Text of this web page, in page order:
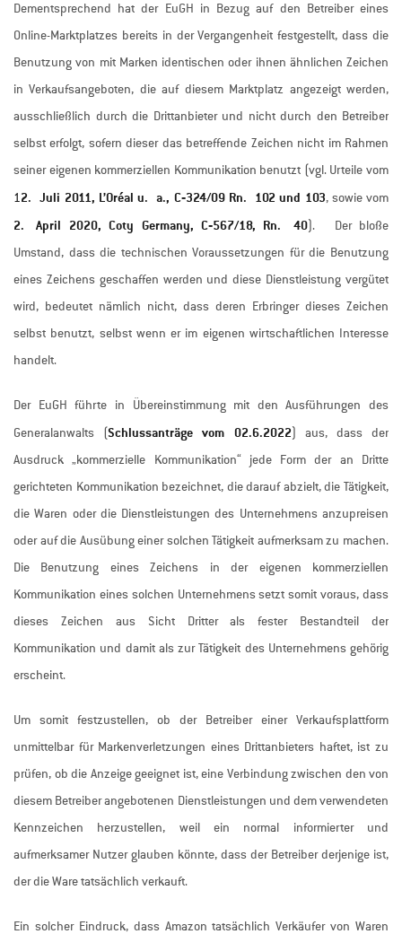
Dementsprechend hat der EuGH in Bezug auf den Betreiber eines
Online-Marktplatzes bereits in der Vergangenheit festgestellt, dass die
Benutzung von mit Marken identischen oder ihnen ähnlichen Zeichen
in Verkaufsangeboten, die auf diesem Marktplatz angezeigt werden,
ausschließlich durch die Drittanbieter und nicht durch den Betreiber
selbst erfolgt, sofern dieser das betreffende Zeichen nicht im Rahmen
seiner eigenen kommerziellen Kommunikation benutzt (vgl. Urteile vom
12. Juli 2011, L’Oréal u. a., C‑324/09 Rn. 102 und 103, sowie vom
2. April 2020, Coty Germany, C‑567/18, Rn. 40). Der bloße
Umstand, dass die technischen Voraussetzungen für die Benutzung
eines Zeichens geschaffen werden und diese Dienstleistung vergütet
wird, bedeutet nämlich nicht, dass deren Erbringer dieses Zeichen
selbst benutzt, selbst wenn er im eigenen wirtschaftlichen Interesse
handelt.
Der EuGH führte in Übereinstimmung mit den Ausführungen des
Generalanwalts (Schlussanträge vom 02.6.2022) aus, dass der
Ausdruck „kommerzielle Kommunikation“ jede Form der an Dritte
gerichteten Kommunikation bezeichnet, die darauf abzielt, die Tätigkeit,
die Waren oder die Dienstleistungen des Unternehmens anzupreisen
oder auf die Ausübung einer solchen Tätigkeit aufmerksam zu machen.
Die Benutzung eines Zeichens in der eigenen kommerziellen
Kommunikation eines solchen Unternehmens setzt somit voraus, dass
dieses Zeichen aus Sicht Dritter als fester Bestandteil der
Kommunikation und damit als zur Tätigkeit des Unternehmens gehörig
erscheint.
Um somit festzustellen, ob der Betreiber einer Verkaufsplattform
unmittelbar für Markenverletzungen eines Drittanbieters haftet, ist zu
prüfen, ob die Anzeige geeignet ist, eine Verbindung zwischen den von
diesem Betreiber angebotenen Dienstleistungen und dem verwendeten
Kennzeichen herzustellen, weil ein normal informierter und
aufmerksamer Nutzer glauben könnte, dass der Betreiber derjenige ist,
der die Ware tatsächlich verkauft.
Ein solcher Eindruck, dass Amazon tatsächlich Verkäufer von Waren